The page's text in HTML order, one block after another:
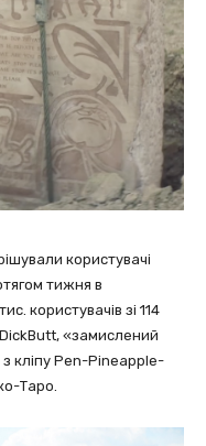
користувачі
тижня в
користувачів зі 114
«замислений
кліпу Pen-Pineapple-
Таро.